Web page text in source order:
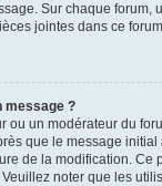
Sur chaque
jointes dans ce
message ?
ou un modérateur du
que le message
de la modification.
noter que les